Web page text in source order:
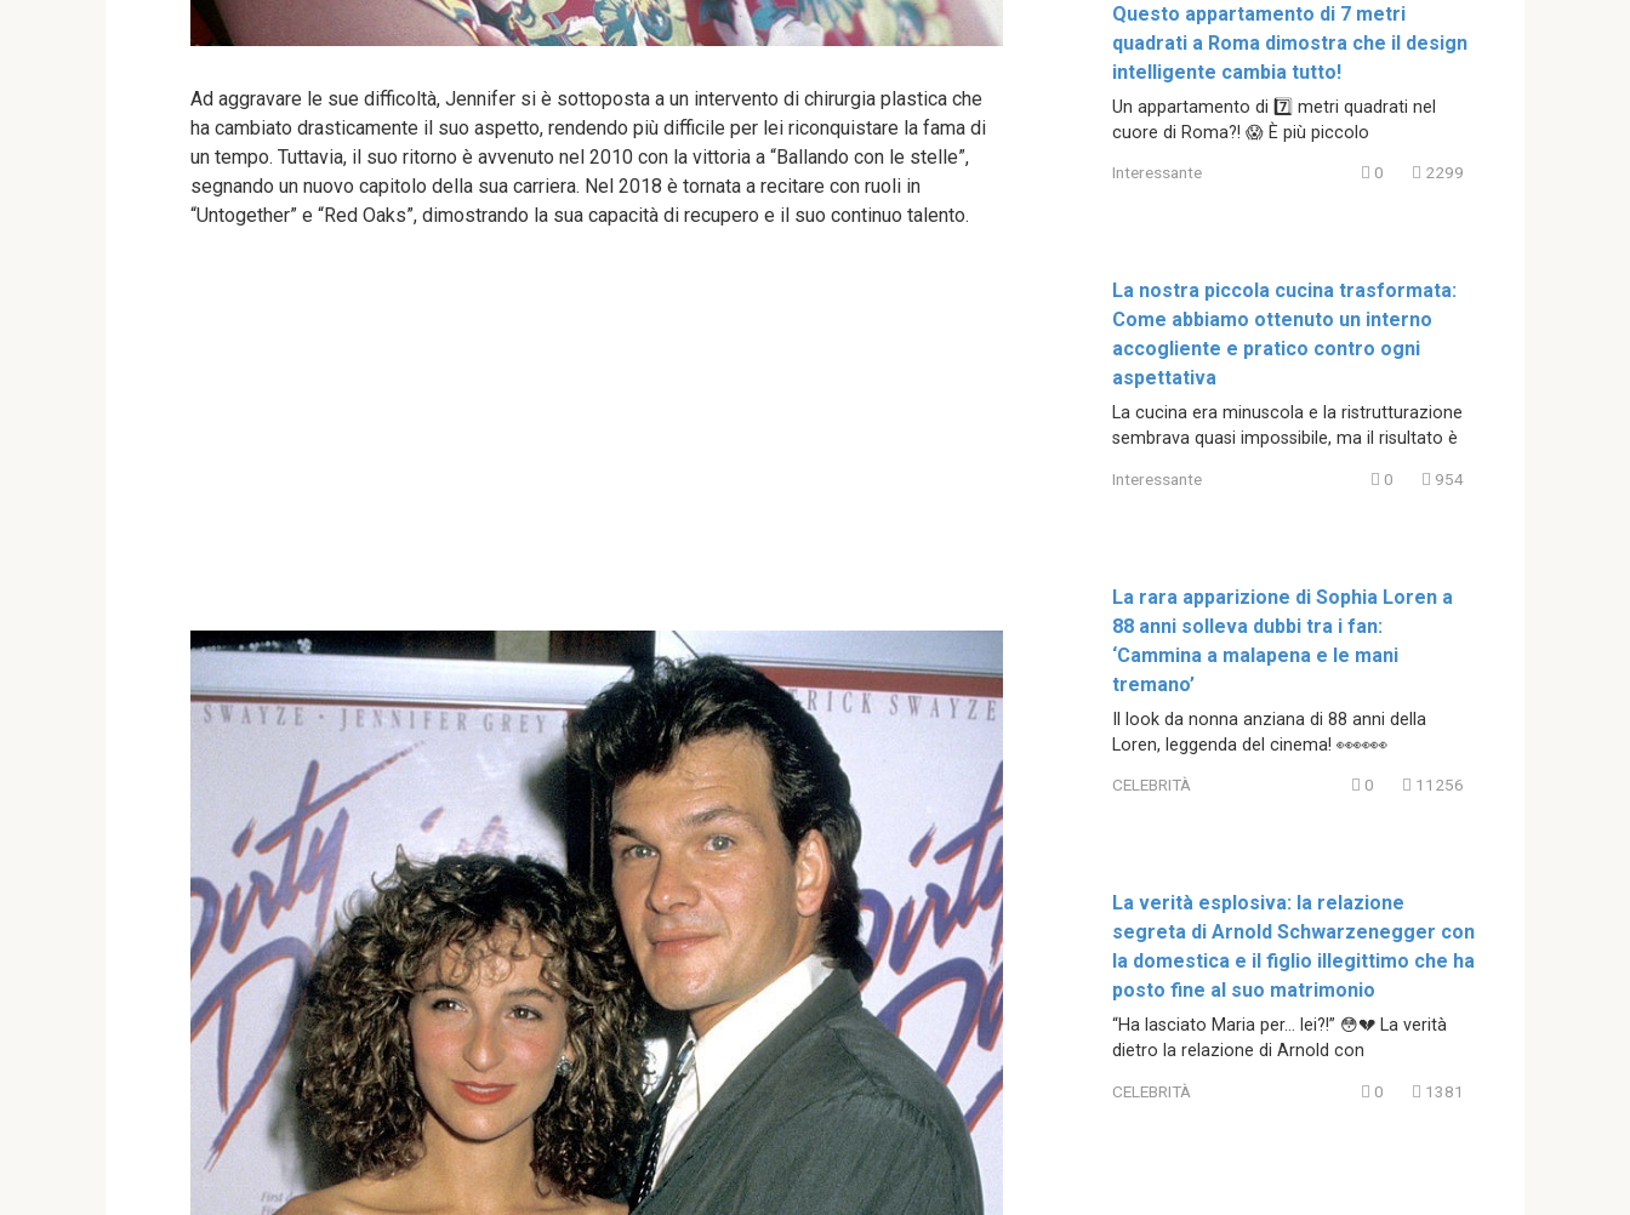
Ad aggravare le sue difficoltà, Jennifer si è sottoposta a un intervento di chirurgia plastica che
ha cambiato drasticamente il suo aspetto, rendendo più difficile per lei riconquistare la fama di
un tempo. Tuttavia, il suo ritorno è avvenuto nel 2010 con la vittoria a “Ballando con le stelle”,
segnando un nuovo capitolo della sua carriera. Nel 2018 è tornata a recitare con ruoli in
“Untogether” e “Red Oaks”, dimostrando la sua capacità di recupero e il suo continuo talento.
Questo appartamento di 7 metri
quadrati a Roma dimostra che il design
intelligente cambia tutto!
Un appartamento di 7️⃣ metri quadrati nel
cuore di Roma?! 😱 È più piccolo
Interessante 0 2299
La nostra piccola cucina trasformata:
Come abbiamo ottenuto un interno
accogliente e pratico contro ogni
aspettativa
La cucina era minuscola e la ristrutturazione
sembrava quasi impossibile, ma il risultato è
Interessante 0 954
La rara apparizione di Sophia Loren a
88 anni solleva dubbi tra i fan:
‘Cammina a malapena e le mani
tremano’
Il look da nonna anziana di 88 anni della
Loren, leggenda del cinema! 👀👀👀
CELEBRITÀ 0 11256
La verità esplosiva: la relazione
segreta di Arnold Schwarzenegger con
la domestica e il figlio illegittimo che ha
posto fine al suo matrimonio
“Ha lasciato Maria per… lei?!” 😳💔 La verità
dietro la relazione di Arnold con
CELEBRITÀ 0 1381